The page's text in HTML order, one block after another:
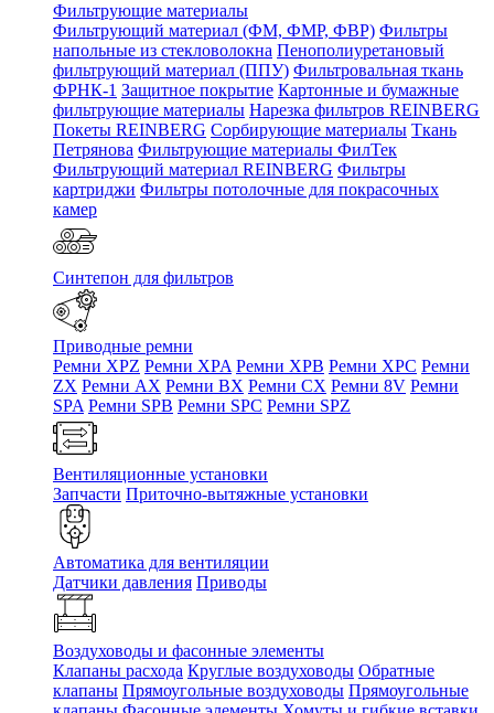
Фильтрующие материалы
Фильтрующий материал (ФМ, ФМР, ФВР) Фильтры
напольные из стекловолокна Пенополиуретановый
фильтрующий материал (ППУ) Фильтровальная ткань
ФРНК-1 Защитное покрытие Картонные и бумажные
фильтрующие материалы Нарезка фильтров REINBERG
Покеты REINBERG Сорбирующие материалы Ткань
Петрянова Фильтрующие материалы ФилТек
Фильтрующий материал REINBERG Фильтры
картриджи Фильтры потолочные для покрасочных
камер
Синтепон для фильтров
Приводные ремни
Ремни XPZ Ремни XPA Ремни XPB Ремни XPC Ремни
ZX Ремни AX Ремни BX Ремни CX Ремни 8V Ремни
SPA Ремни SPB Ремни SPC Ремни SPZ
Вентиляционные установки
Запчасти Приточно-вытяжные установки
Автоматика для вентиляции
Датчики давления Приводы
Воздуховоды и фасонные элементы
Клапаны расхода Круглые воздуховоды Обратные
клапаны Прямоугольные воздуховоды Прямоугольные